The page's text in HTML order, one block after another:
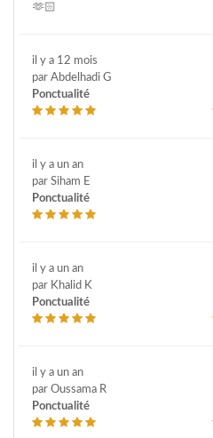
🫶🏻
il y a 12 mois
par Abdelhadi G
Ponctualité
il y a un an
par Siham E
Ponctualité
il y a un an
par Khalid K
Ponctualité
il y a un an
par Oussama R
Ponctualité